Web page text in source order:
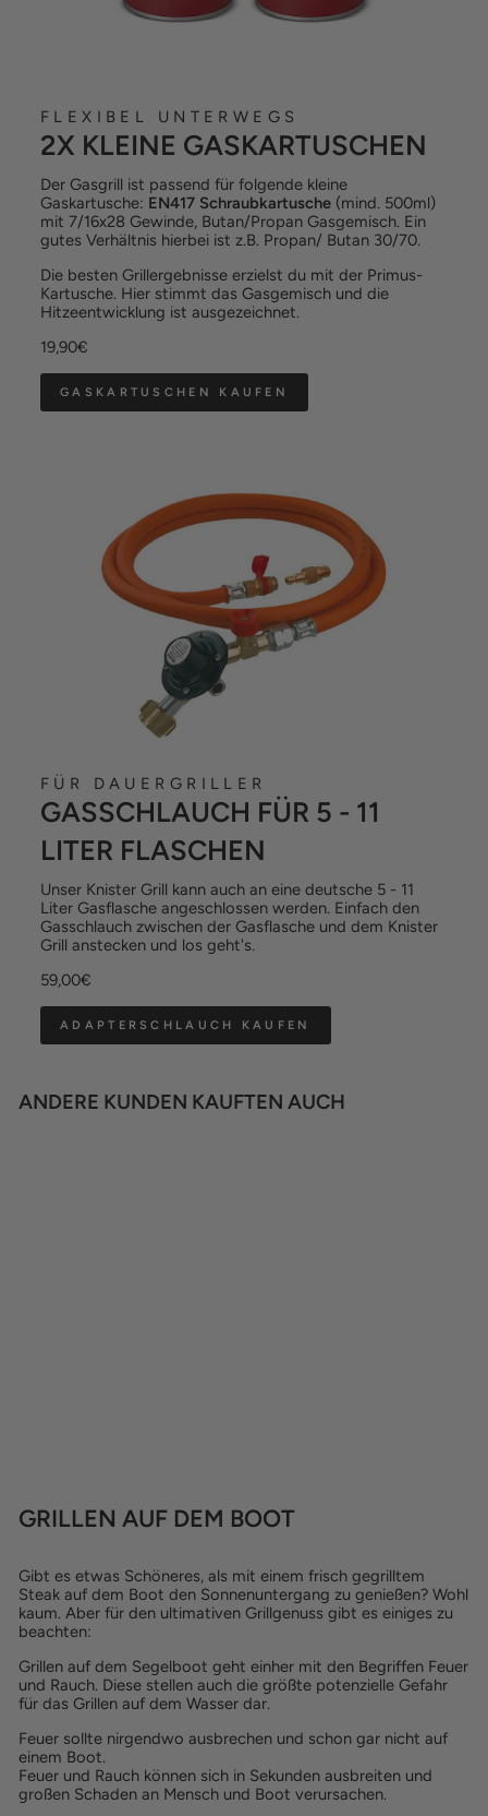
FLEXIBEL UNTERWEGS
2X KLEINE GASKARTUSCHEN
Der Gasgrill ist passend für folgende kleine
Gaskartusche: EN417 Schraubkartusche (mind. 500ml)
mit 7/16x28 Gewinde, Butan/Propan Gasgemisch. Ein
gutes Verhältnis hierbei ist z.B. Propan/ Butan 30/70.
Die besten Grillergebnisse erzielst du mit der Primus-
Kartusche. Hier stimmt das Gasgemisch und die
Hitzeentwicklung ist ausgezeichnet.
19,90€
GASKARTUSCHEN KAUFEN
FÜR DAUERGRILLER
GASSCHLAUCH FÜR 5 - 11
LITER FLASCHEN
Unser Knister Grill kann auch an eine deutsche 5 - 11
Liter Gasflasche angeschlossen werden. Einfach den
Gasschlauch zwischen der Gasflasche und dem Knister
Grill anstecken und los geht's.
59,00€
ADAPTERSCHLAUCH KAUFEN
ANDERE KUNDEN KAUFTEN AUCH
GRILLEN AUF DEM BOOT
Gibt es etwas Schöneres, als mit einem frisch gegrilltem
Steak auf dem Boot den Sonnenuntergang zu genießen? Wohl
kaum. Aber für den ultimativen Grillgenuss gibt es einiges zu
beachten:
Grillen auf dem Segelboot geht einher mit den Begriffen Feuer
und Rauch. Diese stellen auch die größte potenzielle Gefahr
für das Grillen auf dem Wasser dar.
Feuer sollte nirgendwo ausbrechen und schon gar nicht auf
einem Boot.
Feuer und Rauch können sich in Sekunden ausbreiten und
großen Schaden an Mensch und Boot verursachen.